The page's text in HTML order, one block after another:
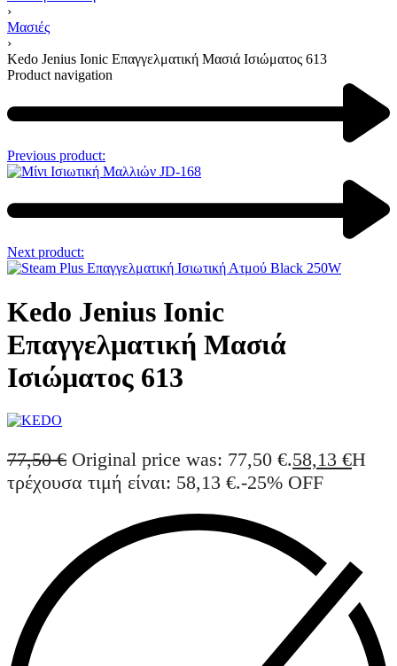
›
Μασιές
›
Kedo Jenius Ionic Επαγγελματική Μασιά Ισιώματος 613
Product navigation
Previous product:
Next product:
Kedo Jenius Ionic
Επαγγελματική Μασιά
Ισιώματος 613
77,50€ Original price was: 77,50 €.58,13 €Η
τρέχουσα τιμή είναι: 58,13 €.-25% OFF